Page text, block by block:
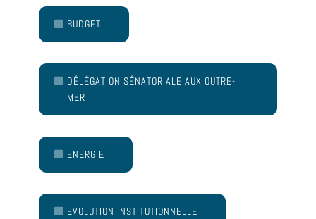
BUDGET
DÉLÉGATION SÉNATORIALE AUX OUTRE-
MER
ENERGIE
EVOLUTION INSTITUTIONNELLE